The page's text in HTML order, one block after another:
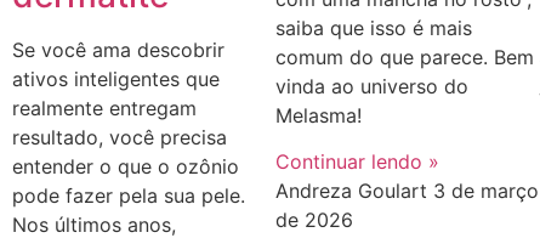
Se você ama descobrir
ativos inteligentes que
realmente entregam
resultado, você precisa
entender o que o ozônio
pode fazer pela sua pele.
Nos últimos anos,
saiba que isso é mais
comum do que parece. Bem
vinda ao universo do
Melasma!
Continuar lendo »
Andreza Goulart 3 de março
de 2026